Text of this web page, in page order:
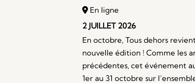
En ligne
2 JUILLET 2026
En octobre, Tous dehors
nouvelle édition ! Comme les
précédentes, cet événement
1er au 31 octobre sur